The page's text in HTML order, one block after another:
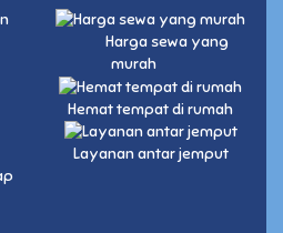
Harga sewa yang
murah
Hemat tempat di rumah
Layanan antar jemput